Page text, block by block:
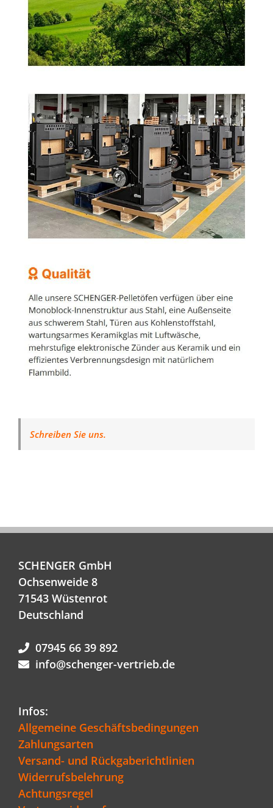
Schreiben Sie uns.
SCHENGER GmbH
Ochsenweide 8
71543 Wüstenrot
Deutschland
07945 66 39 892
info@schenger-vertrieb.de
Infos:
Allgemeine Geschäftsbedingungen
Zahlungsarten
Versand- und Rückgaberichtlinien
Widerrufsbelehrung
Achtungsregel